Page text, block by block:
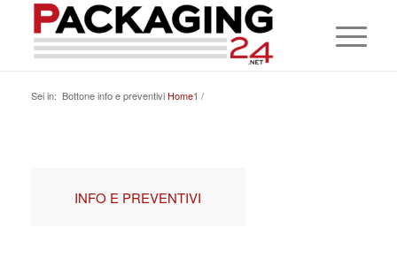
Sei in: Home1 /
Bottone info e preventivi
INFO E PREVENTIVI